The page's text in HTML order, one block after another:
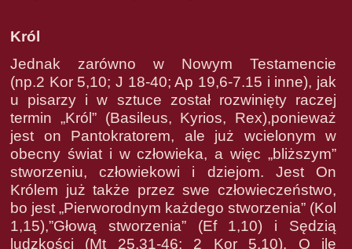
Król
Jednak zarówno w Nowym Testamencie
(np.2 Kor 5,10; J 18-40; Ap 19,6-7.15 i inne), jak
u pisarzy i w sztuce został rozwinięty raczej
termin „Król” (Basileus, Kyrios, Rex),ponieważ
jest on Pantokratorem, ale już wcielonym w
obecny świat i w człowieka, a więc „bliższym”
stworzeniu, człowiekowi i dziejom. Jest On
Królem już także przez swe człowieczeństwo,
bo jest „Pierworodnym każdego stworzenia” (Kol
1,15),”Głową stworzenia” (Ef 1,10) i Sędzią
ludzkości (Mt 25,31-46; 2 Kor 5,10). O ile